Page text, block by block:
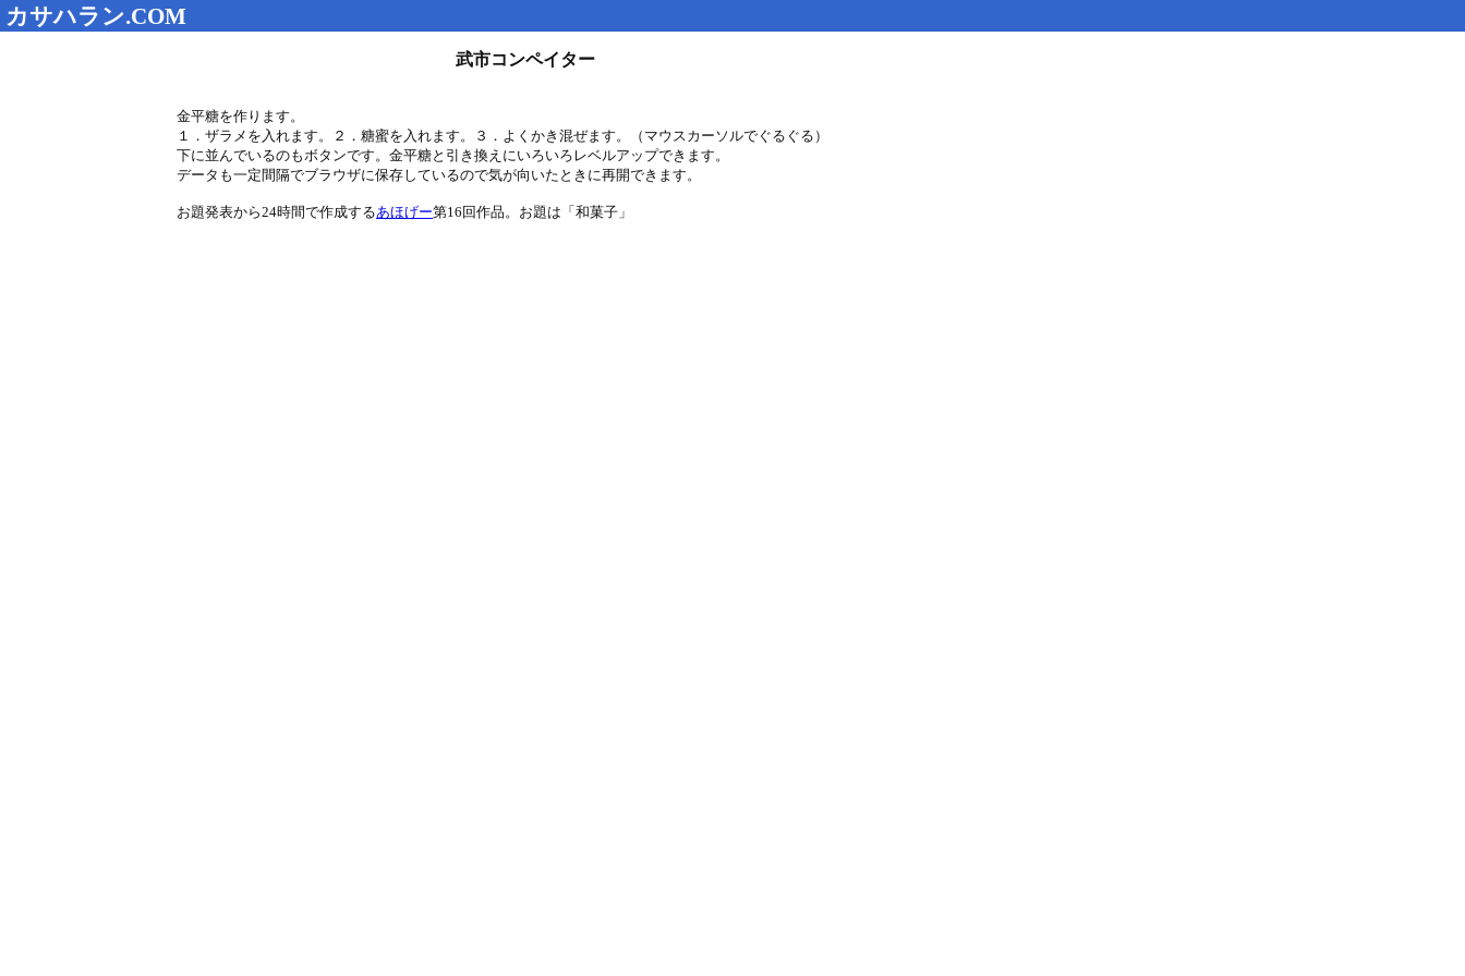
カサハラン.COM
武市コンペイター
金平糖を作ります。
１．ザラメを入れます。２．糖蜜を入れます。３．よくかき混ぜます。（マウスカーソルでぐるぐる）
下に並んでいるのもボタンです。金平糖と引き換えにいろいろレベルアップできます。
データも一定間隔でブラウザに保存しているので気が向いたときに再開できます。
お題発表から24時間で作成するあほげー第16回作品。お題は「和菓子」